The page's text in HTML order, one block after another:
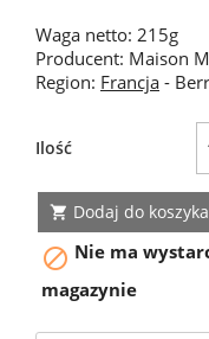
Waga netto: 215g
Producent: Maison
Region: Francja -
Ilość
 Dodaj do koszyka
 Nie ma
magazynie